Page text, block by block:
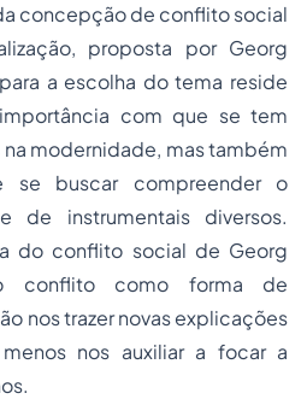
concepção de conflito social
proposta por Georg
a escolha do tema reside
com que se tem
modernidade, mas também
se buscar compreender o
de instrumentais diversos.
do conflito social de Georg
conflito como forma de
nos trazer novas explicações
nos auxiliar a focar a